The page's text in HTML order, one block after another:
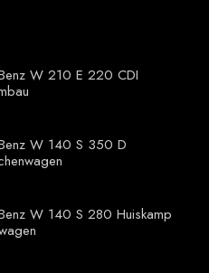
W 210 E 220 CDI
W 140 S 350 D
W 140 S 280 Huiskamp